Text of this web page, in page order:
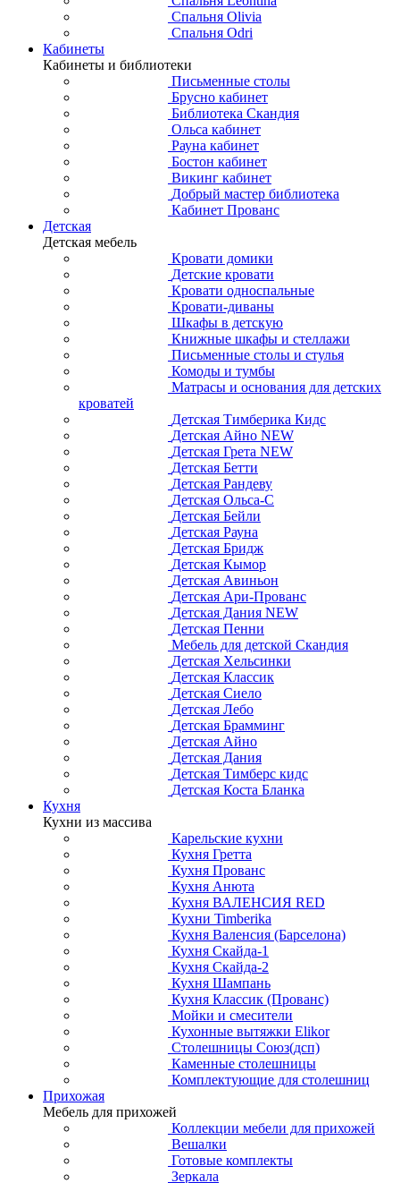
Спальня Olivia
Спальня Odri
Кабинеты
Кабинеты и библиотеки
Письменные столы
Брусно кабинет
Библиотека Скандия
Ольса кабинет
Рауна кабинет
Бостон кабинет
Викинг кабинет
Добрый мастер библиотека
Кабинет Прованс
Детская
Детская мебель
Кровати домики
Детские кровати
Кровати односпальные
Кровати-диваны
Шкафы в детскую
Книжные шкафы и стеллажи
Письменные столы и стулья
Комоды и тумбы
Матрасы и основания для детских
кроватей
Детская Тимберика Кидс
Детская Айно NEW
Детская Грета NEW
Детская Бетти
Детская Рандеву
Детская Ольса-С
Детская Бейли
Детская Рауна
Детская Бридж
Детская Кымор
Детская Авиньон
Детская Ари-Прованс
Детская Дания NEW
Детская Пенни
Мебель для детской Скандия
Детская Хельсинки
Детская Классик
Детская Сиело
Детская Лебо
Детская Брамминг
Детская Айно
Детская Дания
Детская Тимберс кидс
Детская Коста Бланка
Кухня
Кухни из массива
Карельские кухни
Кухня Гретта
Кухня Прованс
Кухня Анюта
Кухня ВАЛЕНСИЯ RED
Кухни Timberika
Кухня Валенсия (Барселона)
Кухня Скайда-1
Кухня Скайда-2
Кухня Шампань
Кухня Классик (Прованс)
Мойки и смесители
Кухонные вытяжки Elikor
Столешницы Союз(дсп)
Каменные столешницы
Комплектующие для столешниц
Прихожая
Мебель для прихожей
Коллекции мебели для прихожей
Вешалки
Готовые комплекты
Зеркала